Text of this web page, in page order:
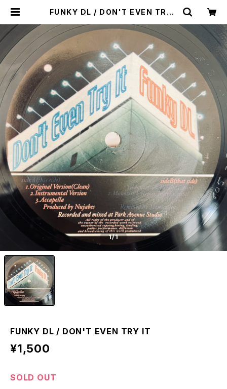
FUNKY DL / DON'T EVEN TRY I
1/1
FUNKY DL / DON'T EVEN TRY IT
¥1,500
SOLD OUT